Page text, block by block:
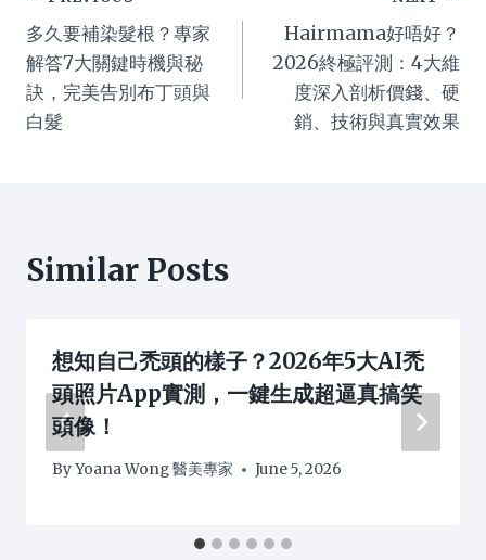
navigation
多久要補染髮根？專家
解答7大關鍵時機與秘
訣，完美告別布丁頭與
白髮
Hairmama好唔好？
2026終極評測：4大維
度深入剖析價錢、硬
銷、技術與真實效果
Similar Posts
想知自己禿頭的樣子？2026年5大AI禿
頭照片App實測，一鍵生成超逼真搞笑
頭像！
ByYoana Wong 醫美專家 June 5, 2026